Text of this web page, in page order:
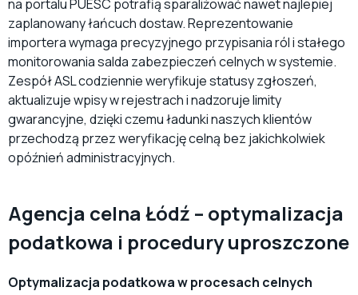
na portalu PUESC potrafią sparaliżować nawet najlepiej
zaplanowany łańcuch dostaw. Reprezentowanie
importera wymaga precyzyjnego przypisania ról i stałego
monitorowania salda zabezpieczeń celnych w systemie.
Zespół ASL codziennie weryfikuje statusy zgłoszeń,
aktualizuje wpisy w rejestrach i nadzoruje limity
gwarancyjne, dzięki czemu ładunki naszych klientów
przechodzą przez weryfikację celną bez jakichkolwiek
opóźnień administracyjnych.
Agencja celna Łódź – optymalizacja
podatkowa i procedury uproszczone
Optymalizacja podatkowa w procesach celnych